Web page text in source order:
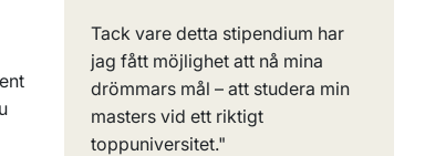
Tack vare detta stipendium har
jag fått möjlighet att nå mina
drömmars mål – att studera min
masters vid ett riktigt
toppuniversitet."